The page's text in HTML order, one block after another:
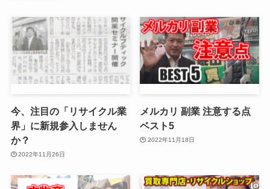
今、注目の「リサイクル業
界」に新規参入しません
か？
2022年11月26日
メルカリ 副業 注意する点
ベスト5
2022年11月18日